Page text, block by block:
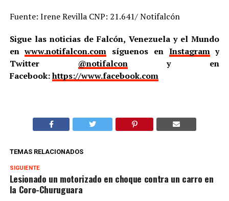
Fuente: Irene Revilla CNP: 21.641/ Notifalcón
Sigue las noticias de Falcón, Venezuela y el Mundo
enwww.notifalcon.com síguenos en Instagramy
Twitter @notifalcony en
Facebook:https://www.facebook.com
TEMAS RELACIONADOS
SIGUIENTE
Lesionado un motorizado en choque contra un carro en
la Coro-Churuguara